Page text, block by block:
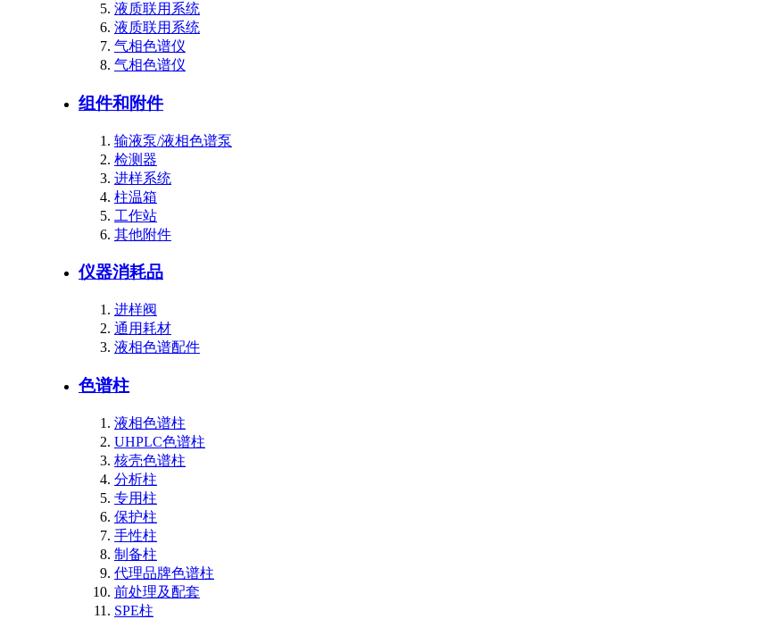
液质联用系统
液质联用系统
气相色谱仪
气相色谱仪
组件和附件
输液泵/液相色谱泵
检测器
进样系统
柱温箱
工作站
其他附件
仪器消耗品
进样阀
通用耗材
液相色谱配件
色谱柱
液相色谱柱
UHPLC色谱柱
核壳色谱柱
分析柱
专用柱
保护柱
手性柱
制备柱
代理品牌色谱柱
前处理及配套
SPE柱